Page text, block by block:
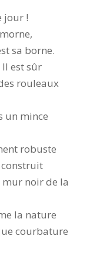
jour !
sa borne.
est sûr
rouleaux
un mince
robuste
construit
mur noir de la
la nature
courbature